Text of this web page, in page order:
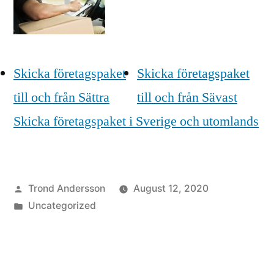
Skicka företagspaket
till och från Sättra
Skicka företagspaket
till och från Sävast
Skicka företagspaket i Sverige och utomlands
Posted
by
Trond Andersson
August 12, 2020
Posted
Uncategorized